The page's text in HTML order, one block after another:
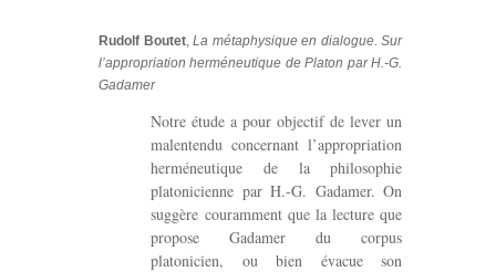
Rudolf Boutet,La métaphysique en dialogue. Sur
l’appropriation herméneutique de Platon par H.-G.
Gadamer
Notre étude a pour objectif de lever un
malentendu concernant l’appropriation
herméneutique de la philosophie
platonicienne par H.-G. Gadamer. On
suggère couramment que la lecture que
propose Gadamer du corpus
platonicien, ou bien évacue son